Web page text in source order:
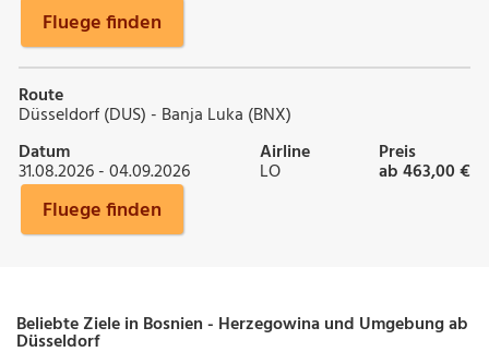
Fluege finden
Route
Düsseldorf (DUS) - Banja Luka (BNX)
Datum
31.08.2026 - 04.09.2026
Airline
LO
Preis
ab 463,00 €
Fluege finden
Beliebte Ziele in Bosnien - Herzegowina und Umgebung ab
Düsseldorf